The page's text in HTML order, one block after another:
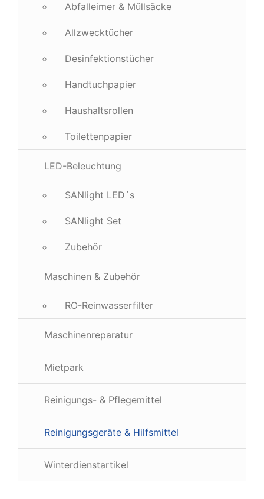
Abfalleimer & Müllsäcke
Allzwecktücher
Desinfektionstücher
Handtuchpapier
Haushaltsrollen
Toilettenpapier
LED-Beleuchtung
SANlight LED´s
SANlight Set
Zubehör
Maschinen & Zubehör
RO-Reinwasserfilter
Maschinenreparatur
Mietpark
Reinigungs- & Pflegemittel
Reinigungsgeräte & Hilfsmittel
Winterdienstartikel